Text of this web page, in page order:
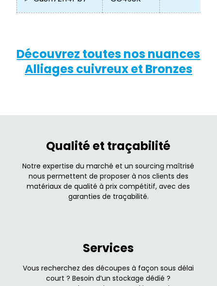
Découvrez toutes nos nuances
Alliages cuivreux et Bronzes
Qualité et traçabilité
Notre expertise du marché et un sourcing maîtrisé
nous permettent de proposer à nos clients des
matériaux de qualité à prix compétitif, avec des
garanties de traçabilité.
Services
Vous recherchez des découpes à façon sous délai
court ? Besoin d’un stockage dédié ?